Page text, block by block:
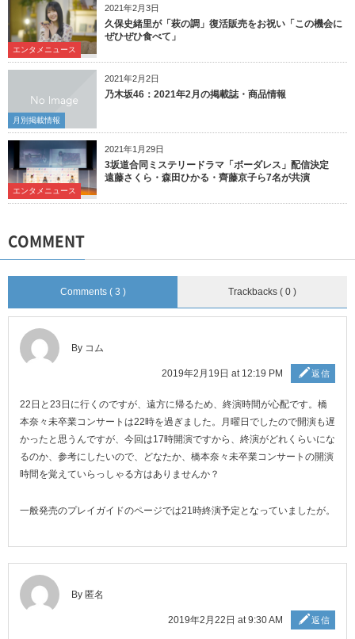
2021年2月3日
エンタメニュース
久保史緒里が「萩の調」復活販売をお祝い「この機会に
ぜひぜひ食べて」
2021年2月2日
月別掲載情報
乃木坂46：2021年2月の掲載誌・商品情報
2021年1月29日
エンタメニュース
3坂道合同ミステリードラマ「ボーダレス」配信決定
遠藤さくら・森田ひかる・齊藤京子ら7名が共演
COMMENT
Comments ( 3 ) Trackbacks ( 0 )
By コム
2019年2月19日 at 12:19 PM 返信
22日と23日に行くのですが、遠方に帰るため、終演時間が心配です。橋
本奈々未卒業コンサートは22時を過ぎました。月曜日でしたので開演も遅
かったと思うんですが、今回は17時開演ですから、終演がどれくらいにな
るのか、参考にしたいので、どなたか、橋本奈々未卒業コンサートの開演
時間を覚えていらっしゃる方はありませんか？
一般発売のプレイガイドのページでは21時終演予定となっていましたが。
By 匿名
2019年2月22日 at 9:30 AM 返信